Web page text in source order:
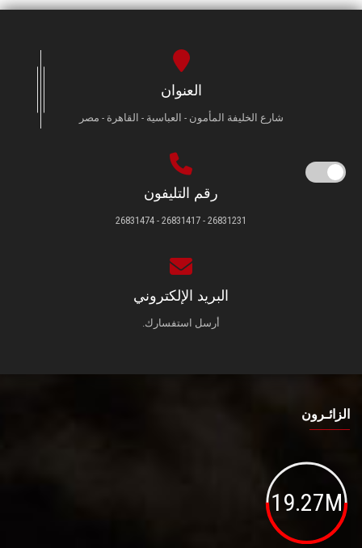
العنوان
شارع الخليفة المأمون - العباسية - القاهرة - مصر
رقم التليفون
26831231 - 26831417 - 26831474
البريد الإلكتروني
أرسل استفسارك.
الزائـرون
19.27M